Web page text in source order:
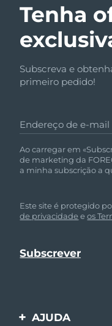
Tenha
Subscreva e
primeiro pedido!
Endereço de e-mail
Ao carregar em
de marketing da
a minha subscrição a
Este site é protegido
de privacidade eos
AJUDA